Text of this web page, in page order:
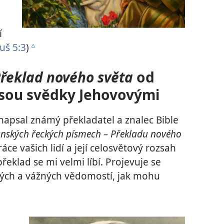
5:3) c
nového světa od
svědky Jehovovými
známý překladatel a znalec Bible
řeckých písmech – Překladu nového
vašich lidí a její celosvětový rozsah
se mi velmi líbí. Projevuje se
a vážných vědomostí, jak mohu